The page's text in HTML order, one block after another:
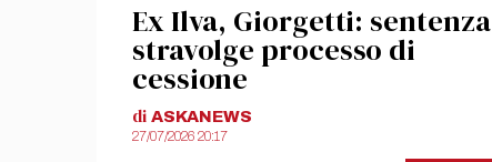
Ex Ilva, Giorgetti: sentenza
stravolge processo di
cessione
di ASKANEWS
27/07/2026 20:17